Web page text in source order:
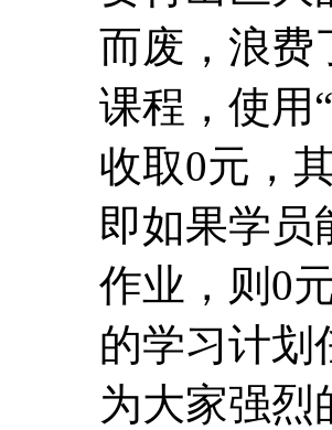
而废，浪费
课程，使用
收取0元，
即如果学员
作业，则0
的学习计划
为大家强烈